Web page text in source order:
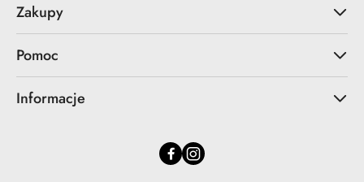
Zakupy
Pomoc
Informacje